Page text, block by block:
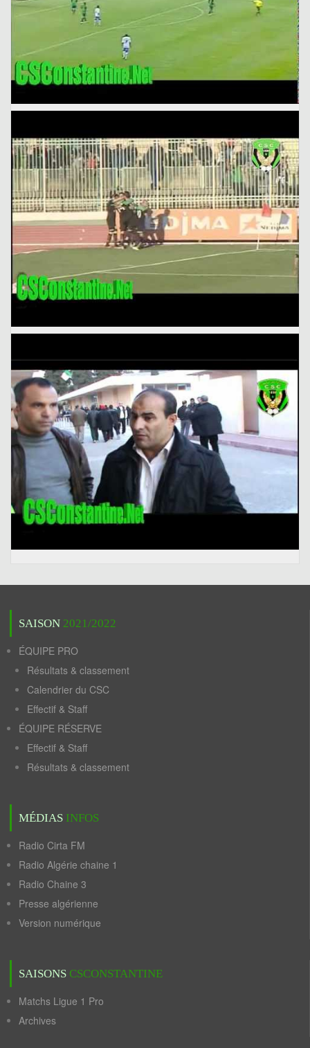
SAISON 2021/2022
ÉQUIPE PRO
Résultats & classement
Calendrier du CSC
Effectif & Staff
ÉQUIPE RÉSERVE
Effectif & Staff
Résultats & classement
MÉDIAS INFOS
Radio Cirta FM
Radio Algérie chaine 1
Radio Chaine 3
Presse algérienne
Version numérique
SAISONS CSCONSTANTINE
Matchs Ligue 1 Pro
Archives